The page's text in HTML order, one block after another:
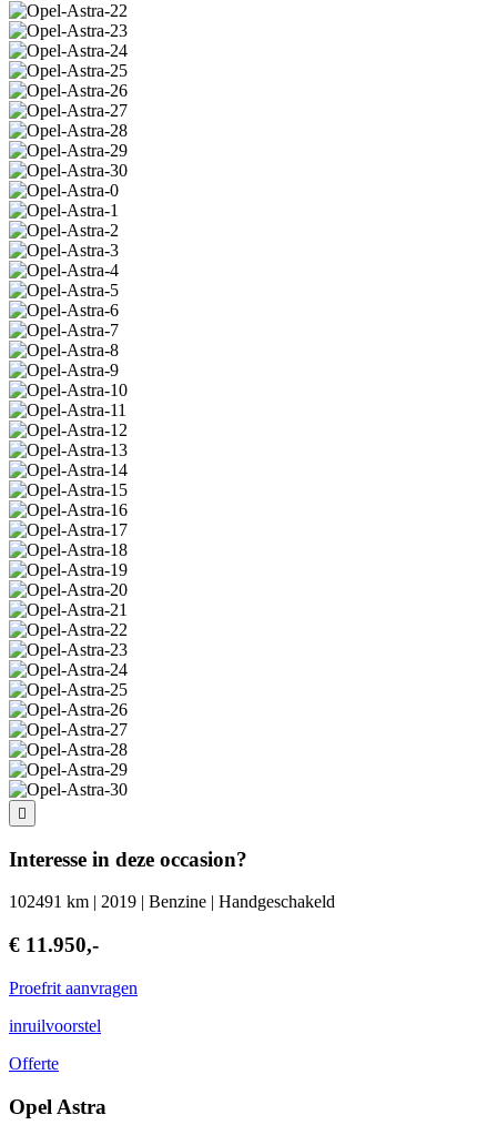
Interesse in deze occasion?
102491 km | 2019 | Benzine | Handgeschakeld
€ 11.950,-
Proefrit aanvragen
inruilvoorstel
Offerte
Opel Astra